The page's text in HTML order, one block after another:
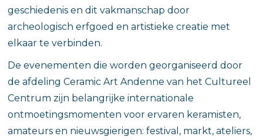
geschiedenis en dit vakmanschap door
archeologisch erfgoed en artistieke creatie met
elkaar te verbinden.
De evenementen die worden georganiseerd door
de afdeling Ceramic Art Andenne van het Cultureel
Centrum zijn belangrijke internationale
ontmoetingsmomenten voor ervaren keramisten,
amateurs en nieuwsgierigen: festival, markt, ateliers,